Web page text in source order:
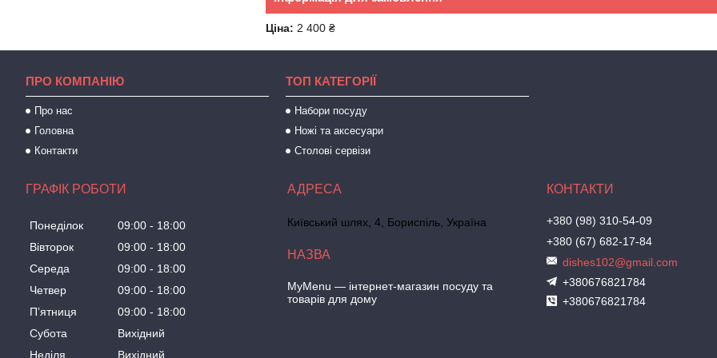
Ціна: 2 400 ₴
ПРО КОМПАНІЮ
Про нас
Головна
Контакти
ТОП КАТЕГОРІЇ
Набори посуду
Ножі та аксесуари
Столові сервізи
ГРАФІК РОБОТИ
Понеділок 09:00
18:00
Вівторок
09:00
18:00
Середа
09:00
18:00
Четвер
09:00
18:00
Пʼятниця
09:00
18:00
Субота
Вихідний
Неділя
Вихідний
Київський шлях, 4, Бориспіль, Україна
MyMenu — інтернет-магазин посуду та
товарів для дому
+380 (98) 310-54-09
+380 (67) 682-17-84
dishes102@gmail.com
+380676821784
+380676821784